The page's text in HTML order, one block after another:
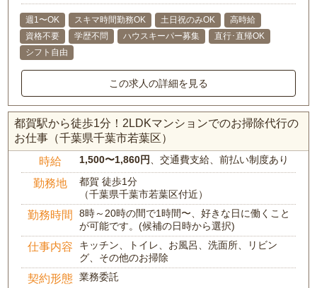
週1〜OK スキマ時間勤務OK 土日祝のみOK
高時給
資格不要
学歴不問 ハウスキーパー募集
直行･直帰OK
シフト自由
この求人の詳細を見る
都賀駅から徒歩1分！2LDKマンションでのお掃除代行の
お仕事（千葉県千葉市若葉区）
時給 1,500〜1,860円 、交通費支給、前払い制度あり
勤務地
都賀 徒歩1分
（千葉県千葉市若葉区付近）
勤務時間
8時～20時の間で1時間〜、好きな日に働くこと
が可能です。(候補の日時から選択)
仕事内容
キッチン、トイレ、お風呂、洗面所、リビン
グ、その他のお掃除
契約形態 業務委託